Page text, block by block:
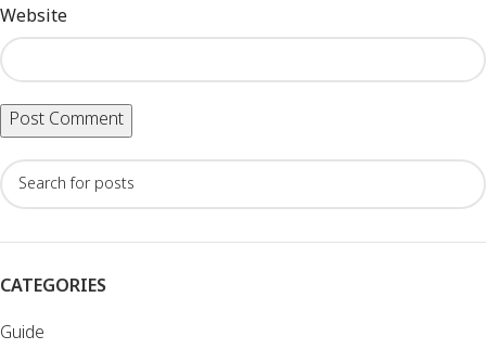
Website
CATEGORIES
Guide